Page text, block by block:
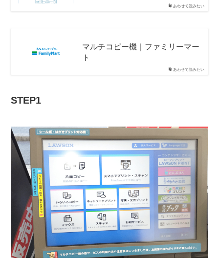
あわせて読みたい
あわせて読みたい
マルチコピー機｜ファミリーマー
ト
STEP1